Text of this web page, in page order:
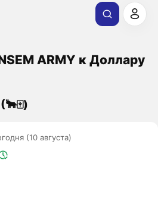
ARMY к Доллару
(10 августа)